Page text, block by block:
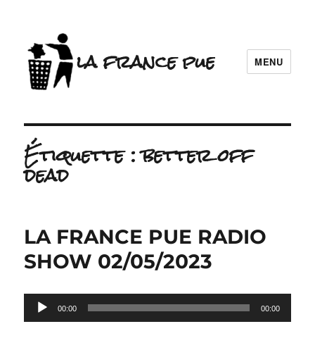
la france pue MENU
Étiquette :better off
dead
LA FRANCE PUE RADIO
SHOW 02/05/2023
Lecteur
audio
00:00 00:00